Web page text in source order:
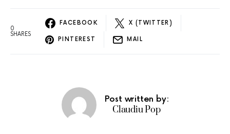
0
SHARES
FACEBOOK X (TWITTER)
PINTEREST MAIL
Post written by:
Claudiu Pop